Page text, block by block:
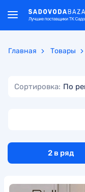
Главная Товары
Сортировка: По
2 в ряд